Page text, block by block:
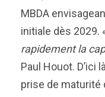
MBDA
initiale dès 2029.
rapidement la
Paul Houot. D’ici
prise de maturité